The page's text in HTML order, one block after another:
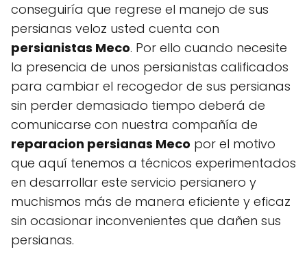
conseguiría que regrese el manejo de sus
persianas veloz usted cuenta con
persianistas Meco. Por ello cuando necesite
la presencia de unos persianistas calificados
para cambiar el recogedor de sus persianas
sin perder demasiado tiempo deberá de
comunicarse con nuestra compañía de
reparacion persianas Meco por el motivo
que aquí tenemos a técnicos experimentados
en desarrollar este servicio persianero y
muchismos más de manera eficiente y eficaz
sin ocasionar inconvenientes que dañen sus
persianas.